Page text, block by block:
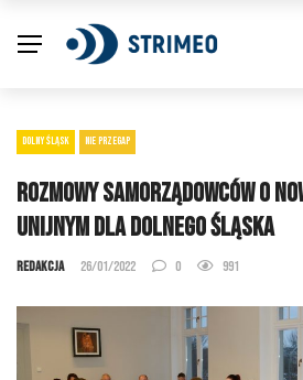
DOLNY ŚLĄSK NIE PRZEGAP
Rozmowy samorządowców o
unijnym dla Dolnego Śląska
Redakcja 26/01/2022 0 991